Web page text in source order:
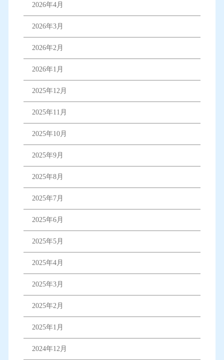
2026年4月
2026年3月
2026年2月
2026年1月
2025年12月
2025年11月
2025年10月
2025年9月
2025年8月
2025年7月
2025年6月
2025年5月
2025年4月
2025年3月
2025年2月
2025年1月
2024年12月